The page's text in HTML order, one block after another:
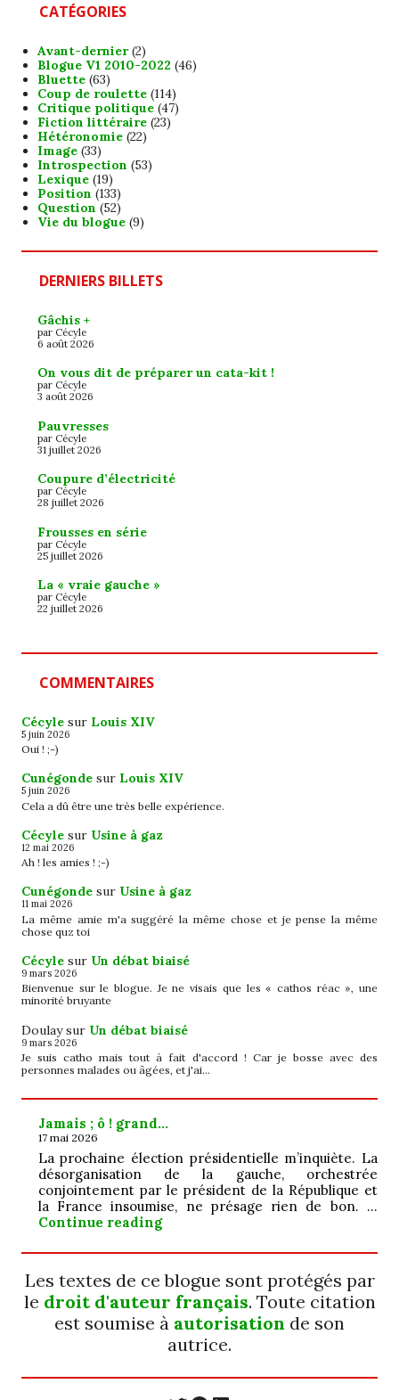
CATÉGORIES
Avant-dernier(2)
Blogue V1 2010-2022 (46)
Bluette(63)
Coup de roulette(114)
Critique politique(47)
Fiction littéraire(23)
Hétéronomie(22)
Image(33)
Introspection (53)
Lexique(19)
Position (133)
Question (52)
Vie du blogue(9)
DERNIERS BILLETS
Gâchis +
par Cécyle
6 août 2026
On vous dit de préparer un cata-kit !
par Cécyle
3 août 2026
Pauvresses
par Cécyle
31 juillet 2026
Coupure d’électricité
par Cécyle
28 juillet 2026
Frousses en série
par Cécyle
25 juillet 2026
La « vraie gauche »
par Cécyle
22 juillet 2026
COMMENTAIRES
Cécyle sur Louis XIV
5 juin 2026
Oui ! ;-)
Cunégonde sur Louis XIV
5 juin 2026
Cela a dû être une très belle expérience.
Cécyle sur Usine à gaz
12 mai 2026
Ah ! les amies ! ;-)
Cunégonde sur Usine à gaz
11 mai 2026
La même amie m'a suggéré la même chose et je pense la même
chose quz toi
Cécyle sur Un débat biaisé
9 mars 2026
Bienvenue sur le blogue. Je ne visais que les « cathos réac », une
minorité bruyante
Doulaysur Un débat biaisé
9 mars 2026
Je suis catho mais tout à fait d'accord ! Car je bosse avec des
personnes malades ou âgées, et j'ai…
Jamais ; ô ! grand…
17 mai 2026
La prochaine élection présidentielle m’inquiète. La
désorganisation de la gauche, orchestrée
conjointement par le président de la République et
la France insoumise, ne présage rien de bon. …
Continue readingJamais ; ô ! grand…
Les textes de ce blogue sont protégés par
le droit d'auteur français. Toute citation
est soumise à autorisation de son
autrice.